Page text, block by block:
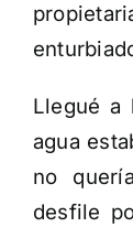
Llegué a
agua
no
desfile